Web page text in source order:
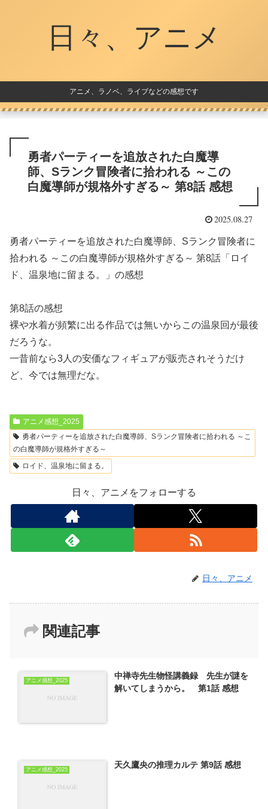
日々、アニメ
アニメ、ラノベ、ライブなどの感想です
勇者パーティーを追放された白魔導
師、Sランク冒険者に拾われる ～この
白魔導師が規格外すぎる～ 第8話 感想
2025.08.27
勇者パーティーを追放された白魔導師、Sランク冒険者に
拾われる ～この白魔導師が規格外すぎる～ 第8話「ロイ
ド、温泉地に留まる。」の感想
第8話の感想
裸や水着が頻繁に出る作品では無いからこの温泉回が最後
だろうな。
一昔前なら3人の安価なフィギュアが販売されそうだけ
ど、今では無理だな。
アニメ感想_2025
勇者パーティーを追放された白魔導師、Sランク冒険者に拾われる ～こ
の白魔導師が規格外すぎる～
ロイド、温泉地に留まる。
日々、アニメをフォローする
日々、アニメ
関連記事
アニメ感想_2025
中禅寺先生物怪講義録 先生が謎を
解いてしまうから。 第1話 感想
アニメ感想_2025 天久鷹央の推理カルテ 第9話 感想